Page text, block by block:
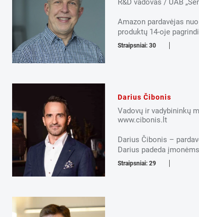
R&D vadovas / UAB
Amazon pardavėjas
produktų 14-oje
Straipsniai: 30
Darius Čibonis
Vadovų ir vadybininkų
www.cibonis.lt
Darius Čibonis –
Darius padeda
Straipsniai: 29